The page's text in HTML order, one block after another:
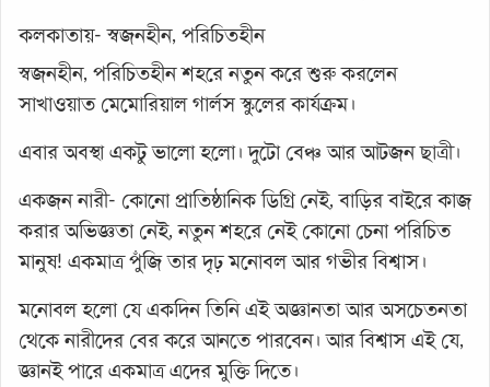
কলকাতায়- স্বজনহীন, পরিচিতহীন
স্বজনহীন, পরিচিতহীন শহরে নতুন করে শুরু করলেন
সাখাওয়াত মেমোরিয়াল গার্লস স্কুলের কার্যক্রম।
এবার অবস্থা একটু ভালো হলো। দুটো বেঞ্চ আর আটজন ছাত্রী।
একজন নারী- কোনো প্রাতিষ্ঠানিক ডিগ্রি নেই, বাড়ির বাইরে কাজ
করার অভিজ্ঞতা নেই, নতুন শহরে নেই কোনো চেনা পরিচিত
মানুষ! একমাত্র পুঁজি তার দৃঢ় মনোবল আর গভীর বিশ্বাস।
মনোবল হলো যে একদিন তিনি এই অজ্ঞানতা আর অসচেতনতা
থেকে নারীদের বের করে আনতে পারবেন। আর বিশ্বাস এই যে,
জ্ঞানই পারে একমাত্র এদের মুক্তি দিতে।